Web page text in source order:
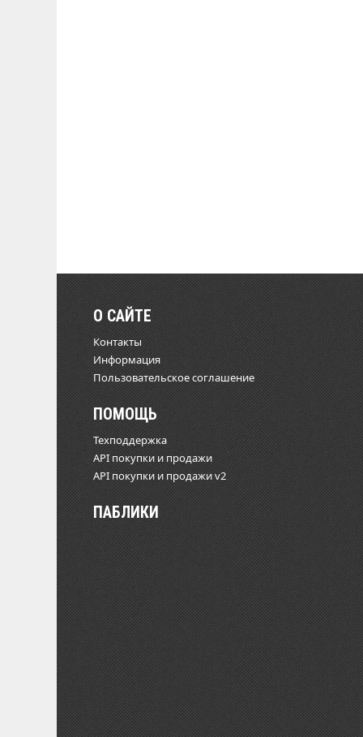
О САЙТЕ
Контакты
Информация
Пользовательское соглашение
ПОМОЩЬ
Техподдержка
API покупки и продажи
API покупки и продажи v2
ПАБЛИКИ